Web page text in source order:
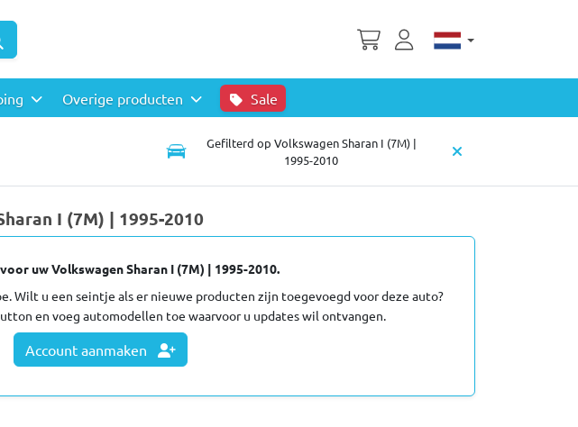
Overige producten Sale
Gefilterd op Volkswagen Sharan I (7M) |
1995-2010
I (7M) | 1995-2010
uw Volkswagen Sharan I (7M) | 1995-2010.
Wilt u een seintje als er nieuwe producten zijn toegevoegd voor deze auto?
en voeg automodellen toe waarvoor u updates wil ontvangen.
Account aanmaken